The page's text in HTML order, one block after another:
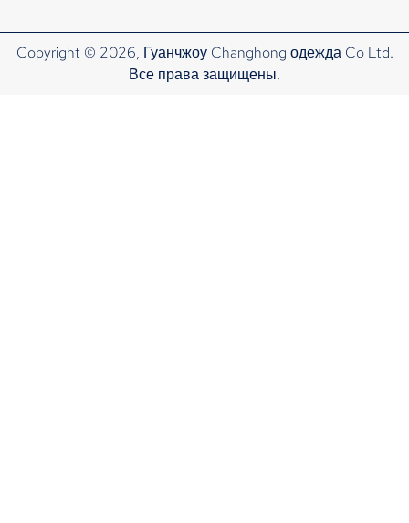
Copyright © 2026, Гуанчжоу Changhong одежда Co Ltd.
Все права защищены.